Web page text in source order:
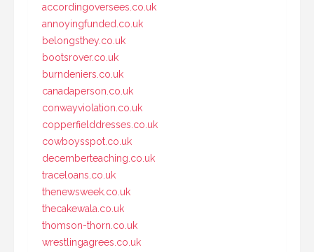
accordingoversees.co.uk
annoyingfunded.co.uk
belongsthey.co.uk
bootsrover.co.uk
burndeniers.co.uk
canadaperson.co.uk
conwayviolation.co.uk
copperfielddresses.co.uk
cowboysspot.co.uk
decemberteaching.co.uk
traceloans.co.uk
thenewsweek.co.uk
thecakewala.co.uk
thomson-thorn.co.uk
wrestlingagrees.co.uk